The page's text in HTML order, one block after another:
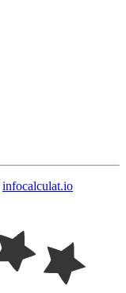
infocalculat.io